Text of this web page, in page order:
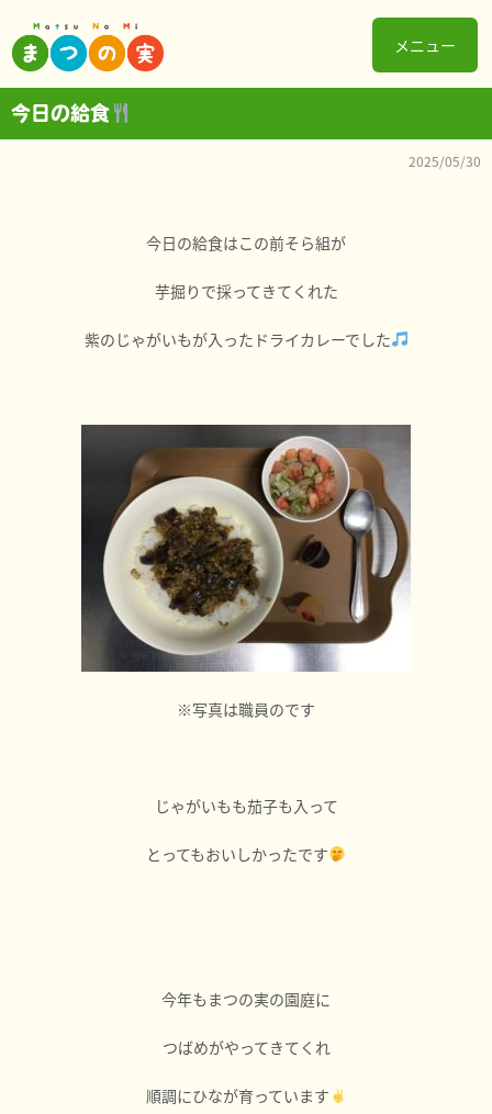
メニュー
今日の給食
2025/05/30
今日の給食はこの前そら組が
芋掘りで採ってきてくれた
紫のじゃがいもが入ったドライカレーでした
※写真は職員のです
じゃがいもも茄子も入って
とってもおいしかったです
今年もまつの実の園庭に
つばめがやってきてくれ
順調にひなが育っています